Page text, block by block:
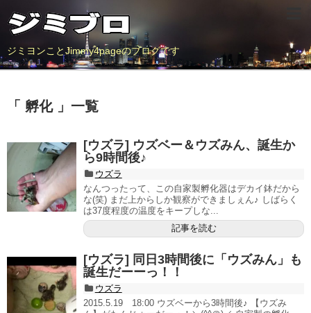
ジミヨンことJimmy4pageのブログです
「 孵化 」一覧
[ウズラ] ウズベー＆ウズみん、誕生か
ら9時間後♪
ウズラ
なんつったって、この自家製孵化器はデカイ鉢だから
な(笑) まだ上からしか観察ができましぇん♪ しばらく
は37度程度の温度をキープしな...
記事を読む
[ウズラ] 同日3時間後に「ウズみん」も
誕生だーーっ！！
ウズラ
2015.5.19 18:00 ウズベーから3時間後♪ 【ウズみ